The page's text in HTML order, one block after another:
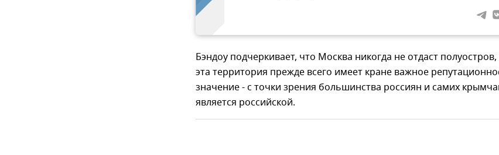
Бэндоу подчеркивает, что Москва никогда не отдаст
эта территория прежде всего имеет кране важное
значение - с точки зрения большинства россиян и самих
является российской.